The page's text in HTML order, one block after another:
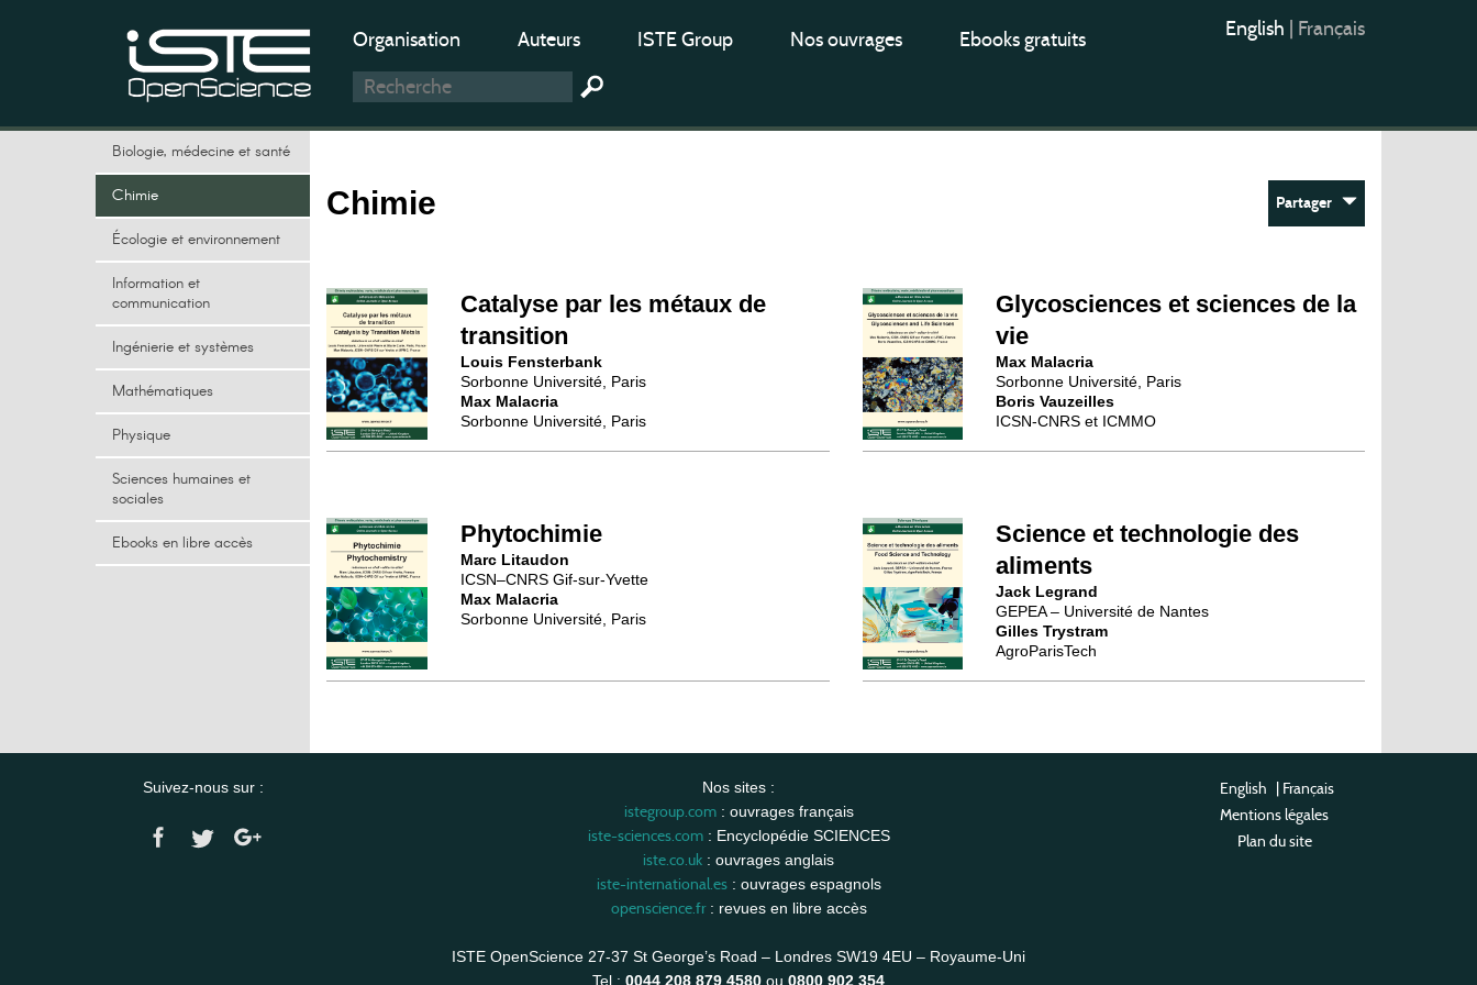
Organisation Auteurs ISTE Group Nos ouvrages Ebooks gratuits English Français
Biologie, médecine et santé
Chimie
Écologie et environnement
Information et
communication
Ingénierie et systèmes
Mathématiques
Physique
Sciences humaines et
sociales
Ebooks en libre accès
Chimie Partager
Catalyse par les métaux de
transition
Louis Fensterbank
Sorbonne Université, Paris
Max Malacria
Sorbonne Université, Paris
Glycosciences et sciences de la
vie
Max Malacria
Sorbonne Université, Paris
Boris Vauzeilles
ICSN-CNRS et ICMMO
Phytochimie
Marc Litaudon
ICSN–CNRS Gif-sur-Yvette
Max Malacria
Sorbonne Université, Paris
Science et technologie des
aliments
Jack Legrand
GEPEA – Université de Nantes
Gilles Trystram
AgroParisTech
Suivez-nous sur : Nos sites :
istegroup.com: ouvrages français
iste-sciences.com: Encyclopédie SCIENCES
iste.co.uk : ouvrages anglais
iste-international.es: ouvrages espagnols
openscience.fr: revues en libre accès
ISTE OpenScience 27-37 St George’s Road – Londres SW19 4EU – Royaume-Uni
Tel : 0044 208 879 4580 ou 0800 902 354
English | Français
Mentions légales
Plan du site